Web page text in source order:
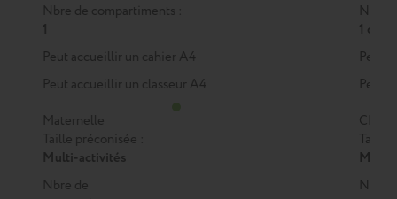
Nbre de compartiments :
1
Peut accueillir un cahier A4
Peut accueillir un classeur A4
Nbre
1 ou 2
Peut
Peut
Maternelle
Taille préconisée :
Multi-activités
Nbre de
CP
Taille
M
Nbre